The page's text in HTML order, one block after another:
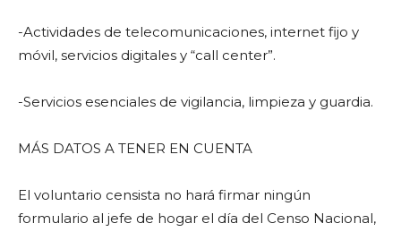
-Actividades de telecomunicaciones, internet fijo y
móvil, servicios digitales y “call center”.
-Servicios esenciales de vigilancia, limpieza y guardia.
MÁS DATOS A TENER EN CUENTA
El voluntario censista no hará firmar ningún
formulario al jefe de hogar el día del Censo Nacional,